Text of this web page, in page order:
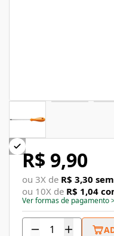
R$ 9,90
ou 3X de R$ 3,30
ou 10X de R$ 1,04
Ver formas de pagamento